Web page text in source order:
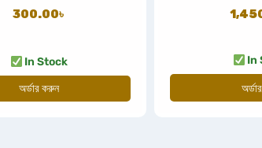
300.00৳
In Stock
অর্ডার করুন
In